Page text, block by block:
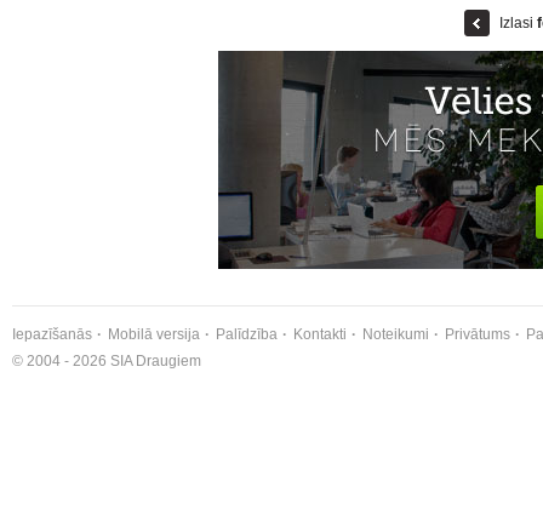
Izlasi
Iepazīšanās Mobilā versija Palīdzība Kontakti Noteikumi Privātums
© 2004 - 2026 SIA Draugiem